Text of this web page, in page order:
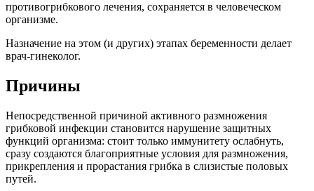
противогрибкового лечения, сохраняется в человеческом
организме.
Назначение на этом (и других) этапах беременности делает
врач-гинеколог.
Причины
Непосредственной причиной активного размножения
грибковой инфекции становится нарушение защитных
функций организма: стоит только иммунитету ослабнуть,
сразу создаются благоприятные условия для размножения,
прикрепления и прорастания грибка в слизистые половых
путей.